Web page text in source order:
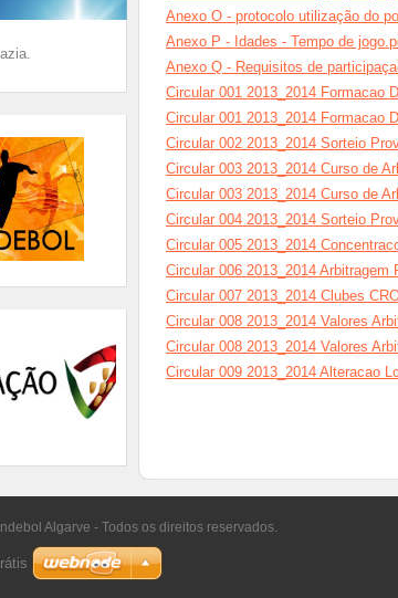
Anexo O - protocolo utilização do
Anexo P - Idades - Tempo de
Anexo Q - Requisitos de
Circular 001 2013_2014 Formacao
Circular 001 2013_2014 Formacao
Circular 002 2013_2014 Sorteio
Circular 003 2013_2014 Curso de
Circular 003 2013_2014 Curso de
Circular 004 2013_2014 Sorteio
Circular 005 2013_2014
Circular 006 2013_2014 Arbitragem
Circular 007 2013_2014 Clubes
Circular 008 2013_2014 Valores
Circular 008 2013_2014 Valores
Circular 009 2013_2014 Alteracao
Algarve - Todos os direitos reservados.